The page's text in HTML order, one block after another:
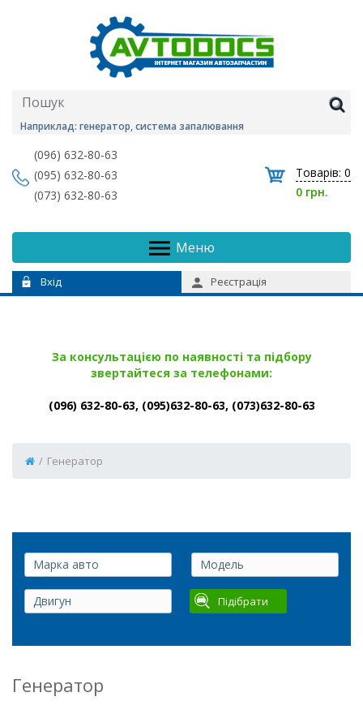
Наприклад: генератор, система запалювання
(096) 632-80-63
(095) 632-80-63
(073) 632-80-63
Товарів: 0
0 грн.
Меню
Вхід Реєстрація
За консультацією по наявності та підбору
звертайтеся за телефонами:
(096) 632-80-63, (095)632-80-63, (073)632-80-63
/ Генератор
Підібрати
Генератор